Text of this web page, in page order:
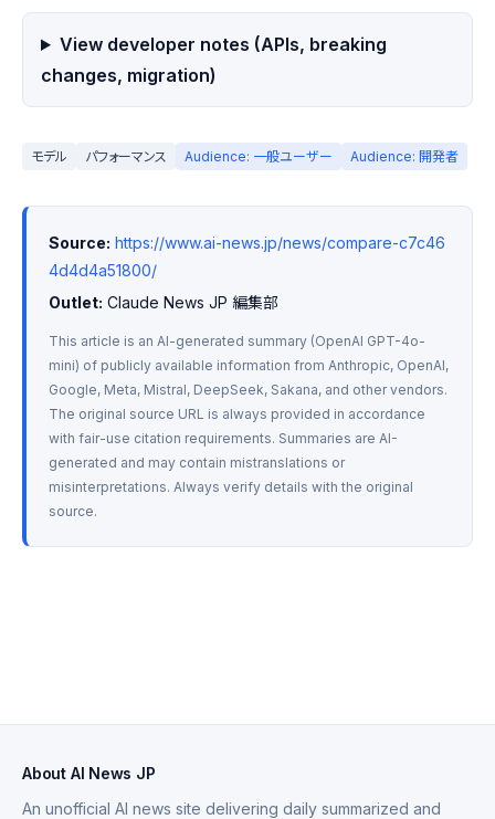
View developer notes (APIs, breaking
changes, migration)
モデル パフォーマンス Audience: 一般ユーザー Audience: 開発者
Source: https://www.ai-news.jp/news/compare-c7c46
4d4d4a51800/
Outlet: Claude News JP 編集部
This article is an AI-generated summary (OpenAI GPT-4o-
mini) of publicly available information from Anthropic, OpenAI,
Google, Meta, Mistral, DeepSeek, Sakana, and other vendors.
The original source URL is always provided in accordance
with fair-use citation requirements. Summaries are AI-
generated and may contain mistranslations or
misinterpretations. Always verify details with the original
source.
About AI News JP
An unofficial AI news site delivering daily summarized and